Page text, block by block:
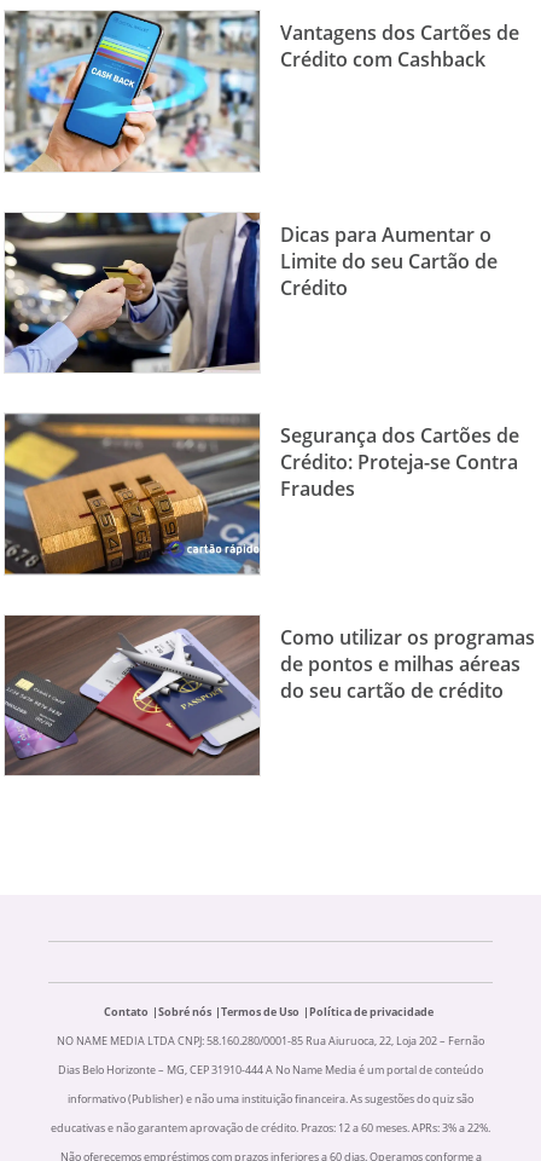
Vantagens dos Cartões de
Crédito com Cashback
Dicas para Aumentar o
Limite do seu Cartão de
Crédito
Segurança dos Cartões de
Crédito: Proteja-se Contra
Fraudes
Como utilizar os programas
de pontos e milhas aéreas
do seu cartão de crédito
Contato Sobré nós Termos de Uso
Política de privacidade
NO NAME MEDIA LTDA CNPJ: 58.160.280/0001-85 Rua Aiuruoca, 22, Loja 202 – Fernão
Dias Belo Horizonte – MG, CEP 31910-444 A No Name Media é um portal de conteúdo
informativo (Publisher) e não uma instituição financeira. As sugestões do quiz são
educativas e não garantem aprovação de crédito. Prazos: 12 a 60 meses. APRs: 3% a 22%.
Não oferecemos empréstimos com prazos inferiores a 60 dias. Operamos conforme a